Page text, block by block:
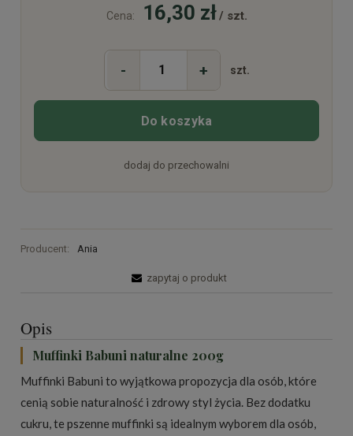
Cena: 16,30 zł/ szt.
- + szt.
Do koszyka
dodaj do przechowalni
Producent: Ania
zapytaj o produkt
Opis
Muffinki Babuni naturalne 200g
Muffinki Babuni to wyjątkowa propozycja dla osób, które
cenią sobie naturalność i zdrowy styl życia. Bez dodatku
cukru, te pszenne muffinki są idealnym wyborem dla osób,